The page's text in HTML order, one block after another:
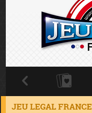
JEU LEGAL FRANCE